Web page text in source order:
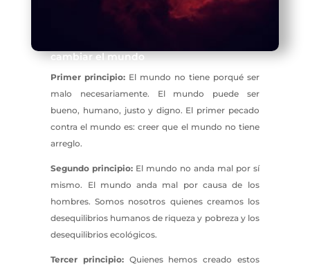
cambiar el mundo
Primer principio: El mundo no tiene porqué ser
malo necesariamente. El mundo puede ser
bueno, humano, justo y digno. El primer pecado
contra el mundo es: creer que el mundo no tiene
arreglo.
Segundo principio: El mundo no anda mal por sí
mismo. El mundo anda mal por causa de los
hombres. Somos nosotros quienes creamos los
desequilibrios humanos de riqueza y pobreza y los
desequilibrios ecológicos.
Tercer principio: Quienes hemos creado estos